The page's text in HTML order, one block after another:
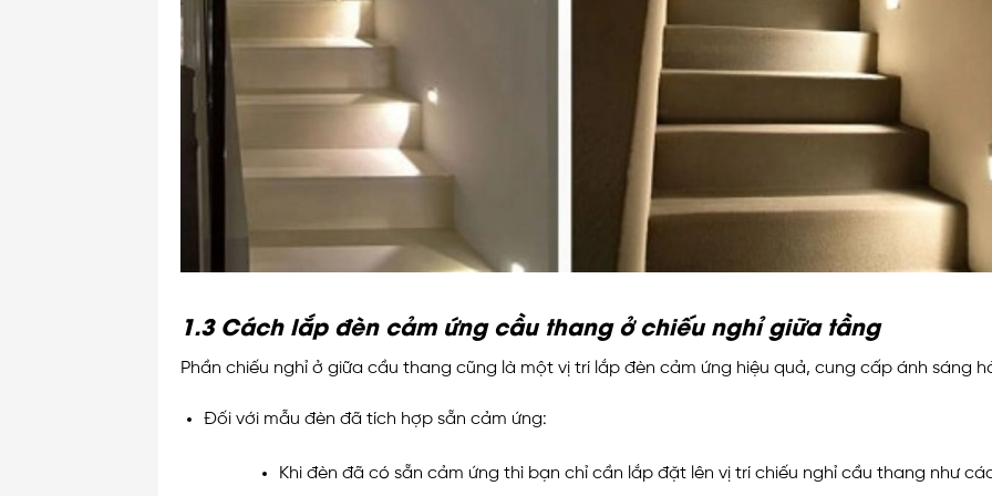
1.3 Cách lắp đèn cảm ứng cầu thang ở chiếu nghỉ giữa tầng
Phần chiếu nghỉ ở giữa cầu thang cũng là một vị trí lắp đèn cảm ứng hiệu quả, cung cấp ánh sáng
Đối với mẫu đèn đã tích hợp sẵn cảm ứng:
Khi đèn đã có sẵn cảm ứng thì bạn chỉ cần lắp đặt lên vị trí chiếu nghỉ cầu thang như